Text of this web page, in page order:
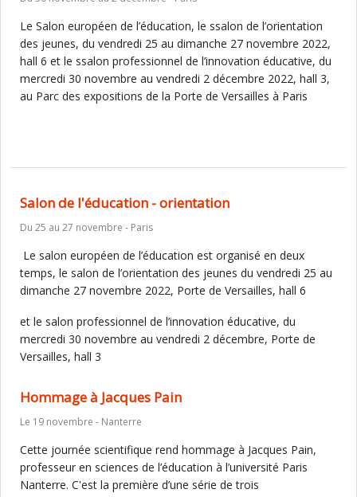
Le Salon européen de l’éducation, le ssalon de l’orientation
des jeunes, du vendredi 25 au dimanche 27 novembre 2022,
hall 6 et le ssalon professionnel de l’innovation éducative, du
mercredi 30 novembre au vendredi 2 décembre 2022, hall 3,
au Parc des expositions de la Porte de Versailles à Paris
Salon de l'éducation - orientation
Du 25 au 27 novembre - Paris
Le salon européen de l’éducation est organisé en deux
temps, le salon de l’orientation des jeunes du vendredi 25 au
dimanche 27 novembre 2022, Porte de Versailles, hall 6
et le salon professionnel de l’innovation éducative, du
mercredi 30 novembre au vendredi 2 décembre, Porte de
Versailles, hall 3
Hommage à Jacques Pain
Le 19 novembre - Nanterre
Cette journée scientifique rend hommage à Jacques Pain,
professeur en sciences de l’éducation à l’université Paris
Nanterre. C'est la première d’une série de trois